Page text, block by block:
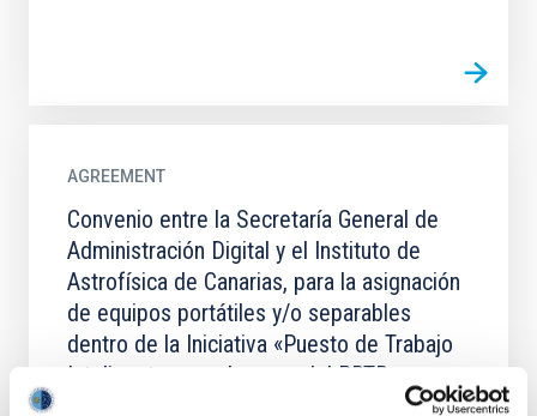
AGREEMENT
Convenio entre la Secretaría General de
Administración Digital y el Instituto de
Astrofísica de Canarias, para la asignación
de equipos portátiles y/o separables
dentro de la Iniciativa «Puesto de Trabajo
Inteligente», en el marco del PRTR